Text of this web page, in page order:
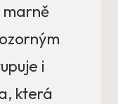
i
která